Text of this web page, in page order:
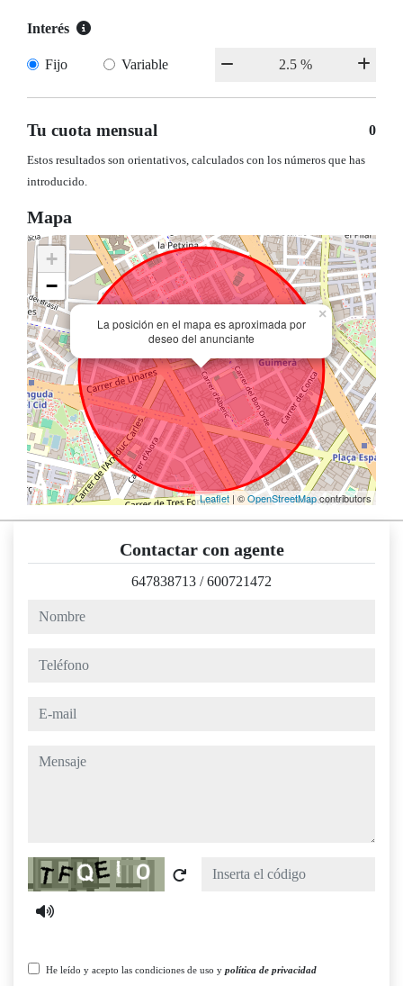
Interés
Fijo Variable
Tu cuota mensual 0
Estos resultados son orientativos, calculados con los números que has
introducido.
Mapa
La posición en el mapa es aproximada por
deseo del anunciante
×
+
−
Leaflet | ©OpenStreetMapcontributors
Contactar con agente
647838713 /600721472
nombre
teléfono
e-mail
mensaje
Captcha
He leído y acepto las condiciones de uso y política de privacidad